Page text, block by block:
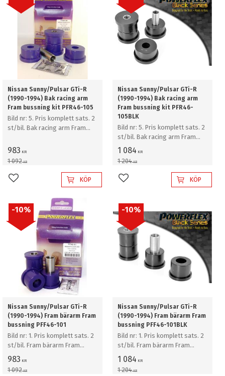
Nissan Sunny/Pulsar GTi-R
(1990-1994) Bak racing arm
Fram bussning kit PFR46-105
Bild nr: 5. Pris komplett sats. 2
st/bil. Bak racing arm Fram
983 KR
1 092KR
Lägg till i favoriterKÖP
Nissan Sunny/Pulsar GTi-R
(1990-1994) Bak racing arm
Fram bussning kit PFR46-
105BLK
Bild nr: 5. Pris komplett sats. 2
st/bil. Bak racing arm Fram
bussning kit
1 084 KR
1 204KR
Lägg till i favoriterKÖP
Nissan Sunny/Pulsar GTi-R
(1990-1994) Fram bärarm Fram
bussning PFF46-101
Bild nr: 1. Pris komplett sats. 2
st/bil. Fram bärarm Fram
bussning
983 KR
1 092KR
10%
Nissan Sunny/Pulsar GTi-R
(1990-1994) Fram bärarm Fram
bussning PFF46-101BLK
Bild nr: 1. Pris komplett sats. 2
st/bil. Fram bärarm Fram
bussning
1 084 KR
1 204KR
10%